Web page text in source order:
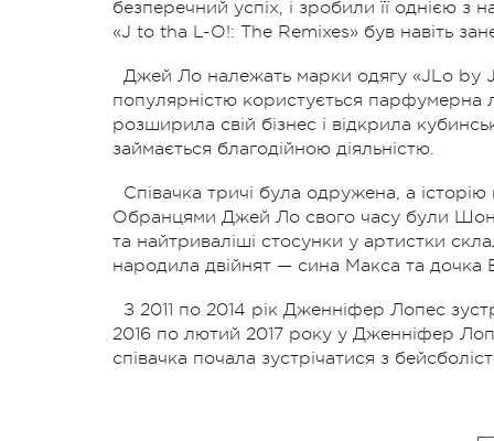
безперечний успіх, і зробили її однією з
«J to tha L-O!: The Remixes» був навіть
Джей Ло належать марки одягу «JLo by
популярністю користується парфумерна
розширила свій бізнес і відкрила
займається благодійною діяльністю.
Співачка тричі була одружена, а
Обранцями Джей Ло свого часу були
та найтриваліші стосунки у артистки
народила двійнят — сина Макса та дочка
З 2011 по 2014 рік Дженніфер Лопес
2016 по лютий 2017 року у Дженніфер
співачка почала зустрічатися з